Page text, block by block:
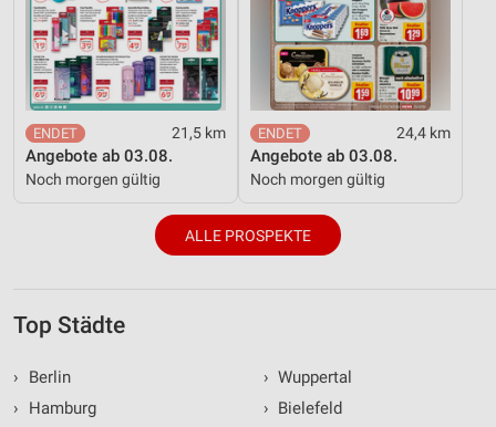
21,5 km
Angebote ab 03.08.
Noch morgen gültig
24,4 km
Angebote ab 03.08.
Noch morgen gültig
ALLE PROSPEKTE
Top Städte
›
Berlin
›
Hamburg
› Wuppertal
› Bielefeld